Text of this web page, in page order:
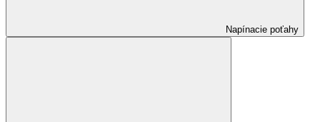
Napínacie poťahy